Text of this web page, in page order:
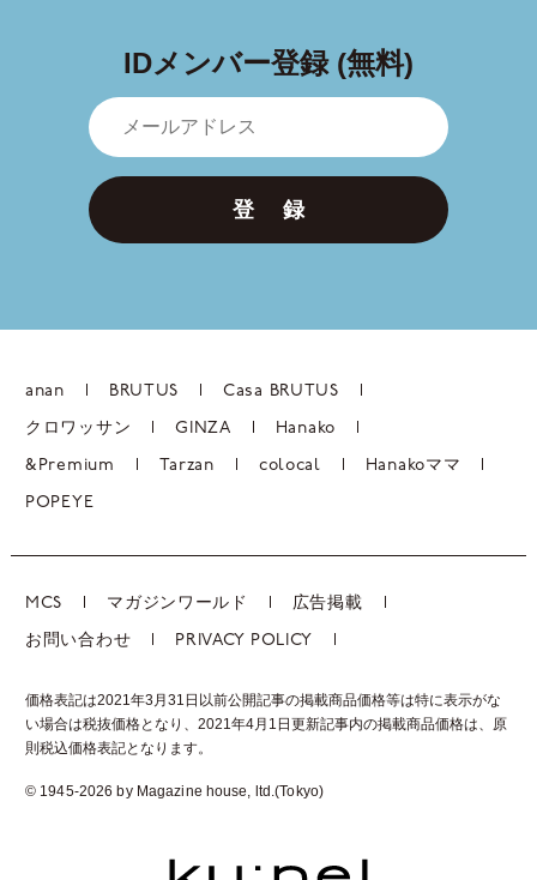
IDメンバー登録 (無料)
登 録
anan BRUTUS Casa BRUTUS
クロワッサン GINZA Hanako
&Premium Tarzan colocal Hanakoママ
POPEYE
MCS マガジンワールド 広告掲載
お問い合わせ PRIVACY POLICY
価格表記は2021年3月31日以前公開記事の掲載商品価格等は特に表示がな
い場合は税抜価格となり、2021年4月1日更新記事内の掲載商品価格は、 原
則税込価格表記となります。
© 1945-2026 by Magazine house, ltd.(Tokyo)